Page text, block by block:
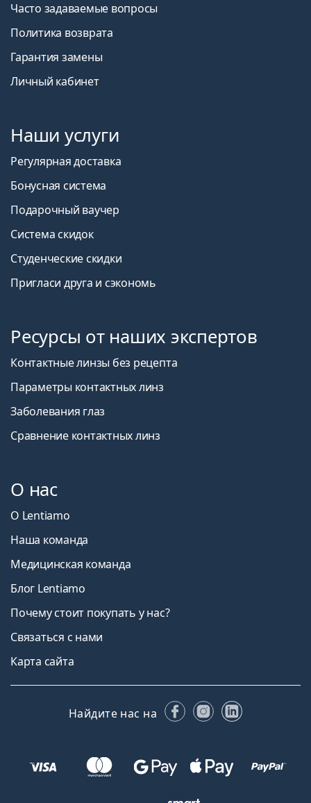
Часто задаваемые вопросы
Политика возврата
Гарантия замены
Личный кабинет
Наши услуги
Регулярная доставка
Бонусная система
Подарочный ваучер
Система скидок
Студенческие скидки
Пригласи друга и сэкономь
Ресурсы от наших экспертов
Контактные линзы без рецепта
Параметры контактных линз
Заболевания глаз
Сравнение контактных линз
О нас
О Lentiamo
Наша команда
Медицинская команда
Блог Lentiamo
Почему стоит покупать у нас?
Связаться с нами
Карта сайта
Найдите нас на FacebookInstagram
LinkedIn